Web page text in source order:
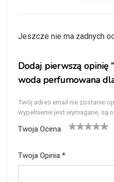
Jeszcze nie ma żadnych
Dodaj pierwszą opinię
woda perfumowana
Twój adres email nie zostanie
wypełnienie jest wymagane, są
Twoja Ocena
Twoja Opinia *